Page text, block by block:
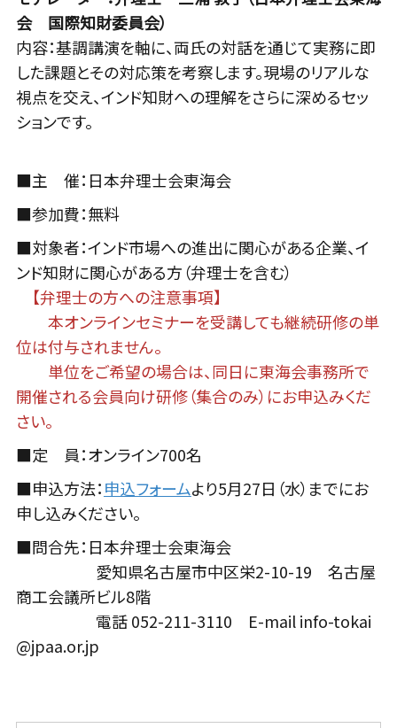
会 国際知財委員会）
内容：基調講演を軸に、両氏の対話を通じて実務に即
した課題とその対応策を考察します。現場のリアルな
視点を交え、インド知財への理解をさらに深めるセッ
ションです。
■主 催：日本弁理士会東海会
■参加費：無料
■対象者：インド市場への進出に関心がある企業、イ
ンド知財に関心がある方（弁理士を含む）
【弁理士の方への注意事項】
本オンラインセミナーを受講しても継続研修の単
位は付与されません。
単位をご希望の場合は、同日に東海会事務所で
開催される会員向け研修（集合のみ）にお申込みくだ
さい。
■定 員：オンライン700名
■申込方法：申込フォームより5月27日（水）までにお
申し込みください。
■問合先：日本弁理士会東海会
愛知県名古屋市中区栄2-10-19 名古屋
商工会議所ビル8階
電話 052-211-3110 E-mail info-tokai
@jpaa.or.jp